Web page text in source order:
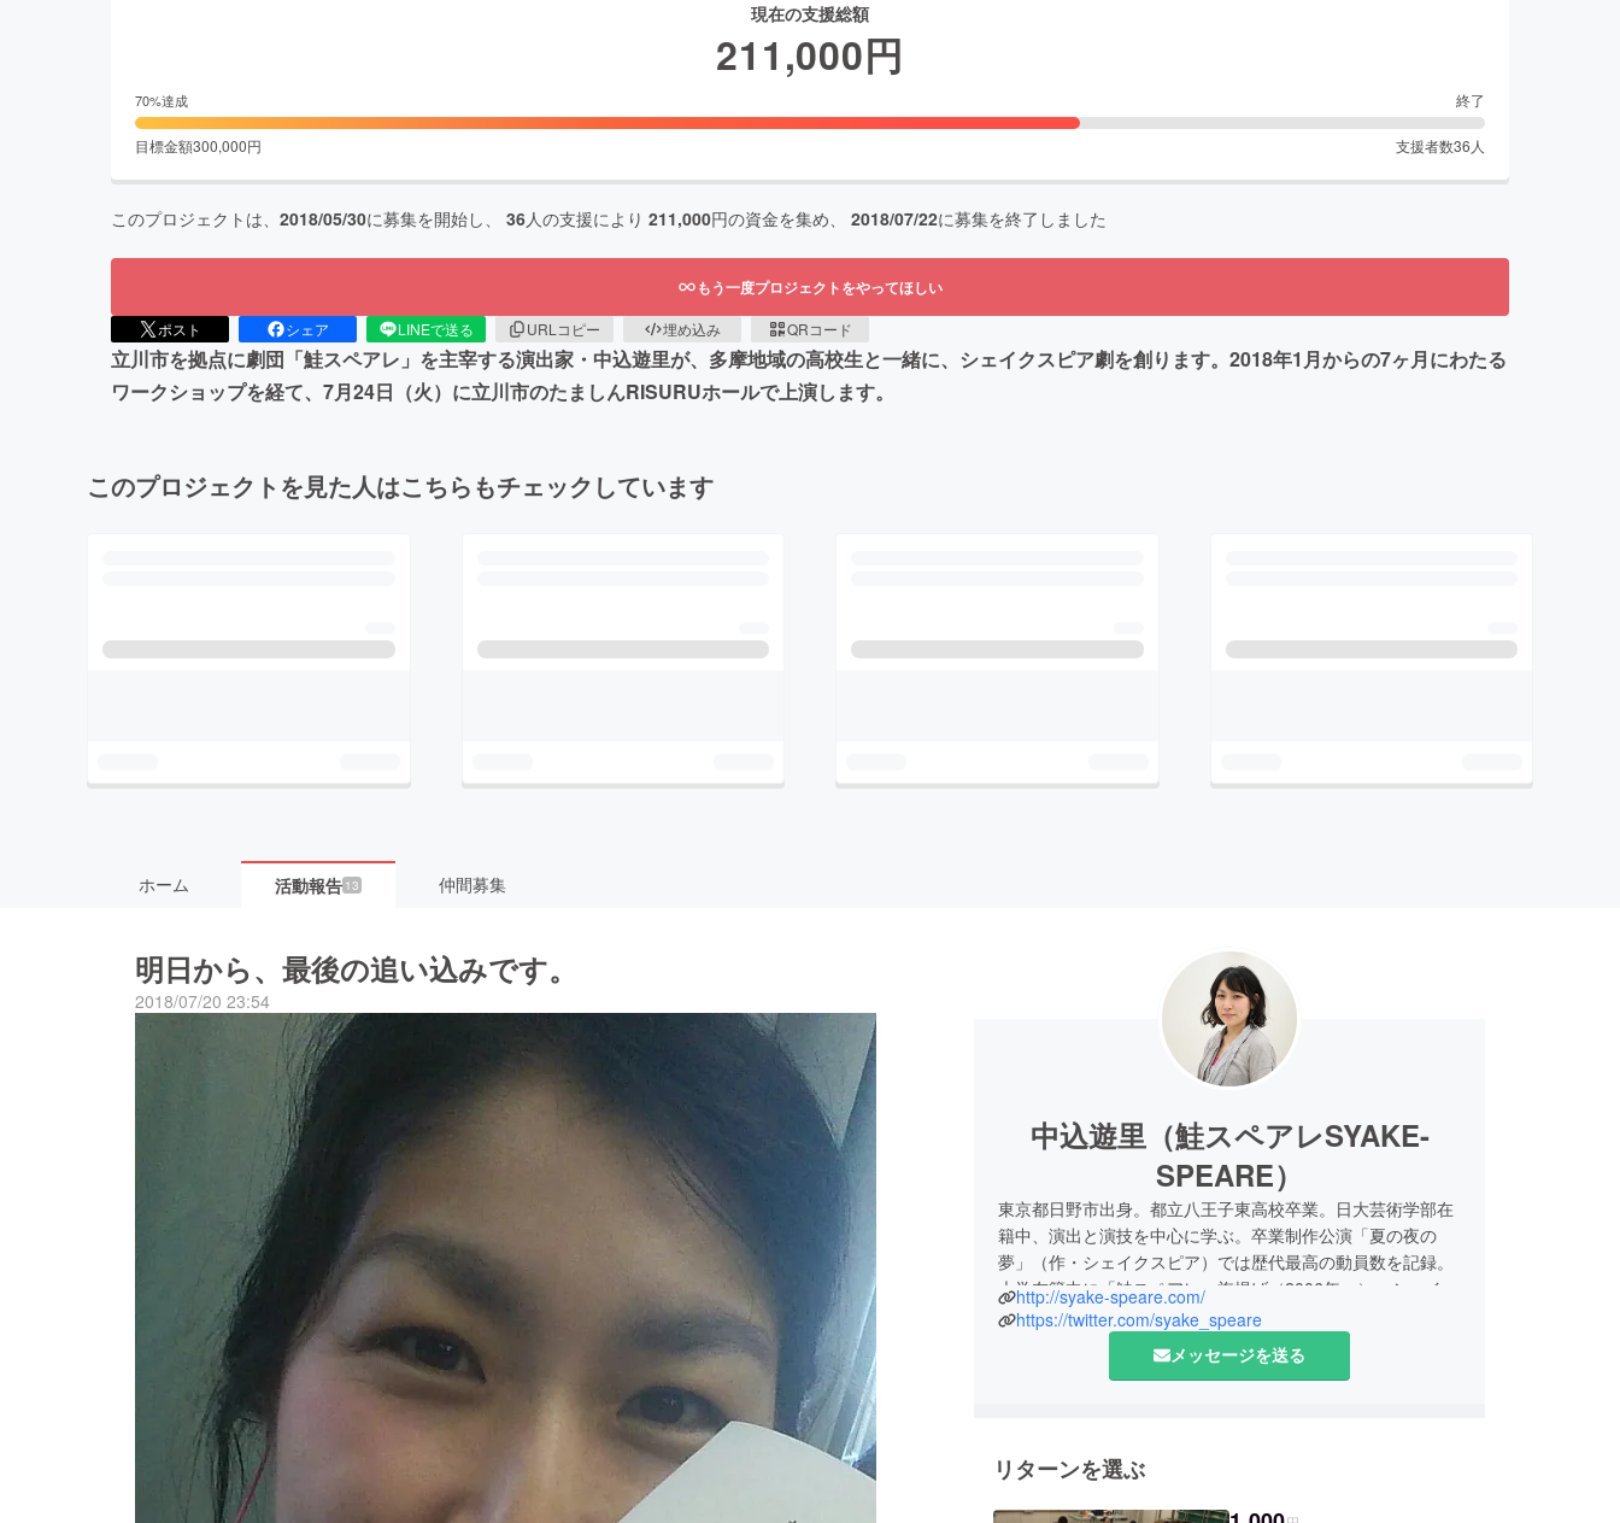
現在の支援総額
211,000円
70%達成 終了
目標金額300,000円 支援者数36 人
このプロジェクトは、 2018/05/30に募集を開始し、 36人の支援により 211,000円の資金を集め、 2018/07/22に募集を終了しました
もう一度プロジェクトをやってほしい
ポスト シェア LINEで送る URLコピー 埋め込み QRコード
立川市を拠点に劇団「鮭スペアレ」を主宰する演出家・中込遊里が、多摩地域の高校生と一緒に、シェイクスピア劇を創ります。2018年1月からの7ヶ月にわたる
ワークショップを経て、7月24日（火）に立川市のたましんRISURUホールで上演します。
このプロジェクトを見た人はこちらもチェックしています
ホーム 活動報告 13 仲間募集
明日から、最後の追い込みです。
2018/07/20 23:54
中込遊里（鮭スペアレSYAKE-
SPEARE）
東京都日野市出身。都立八王子東高校卒業。日大芸術学部在
籍中、演出と演技を中心に学ぶ。卒業制作公演「夏の夜の
夢」（作・シェイクスピア）では歴代最高の動員数を記録。
大学在籍中に「鮭スペアレ」旗揚げ（2006年～）。シェイク
スピアなどの古典作品を生演奏の音楽劇として演出する。
2013年、2014年「利賀演劇人コンクール」奨励賞受賞。
2017年代表演出作品「コンテンポラリー能・ハムレット」。
http://syake-speare.com/
https://twitter.com/syake_speare
メッセージを送る
リターンを選ぶ